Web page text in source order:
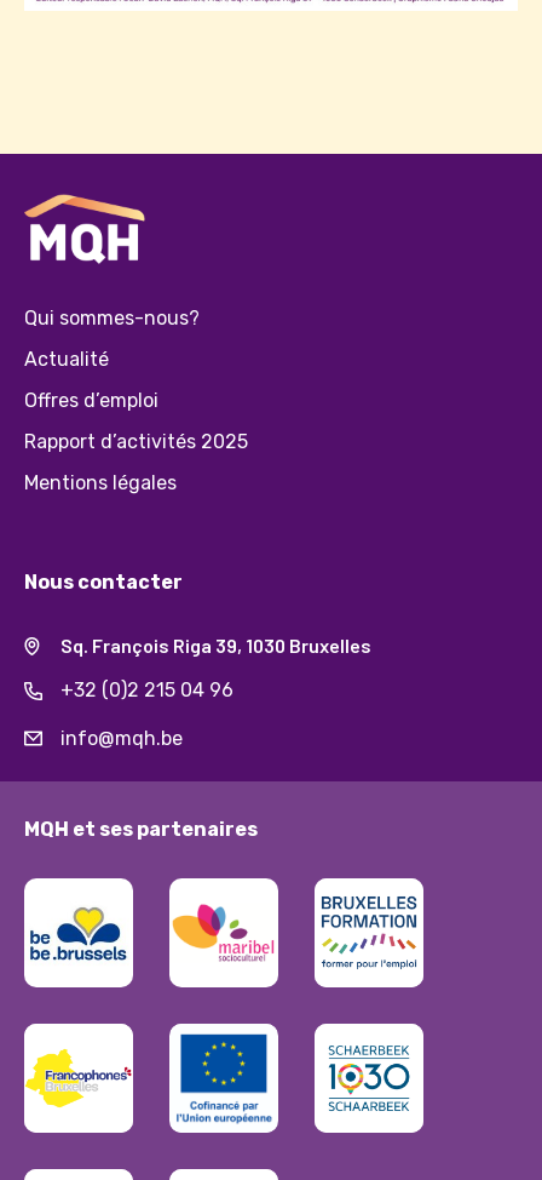
Qui sommes-nous?
Actualité
Offres d’emploi
Rapport d’activités 2025
Mentions légales
Nous contacter
Sq. François Riga 39, 1030 Bruxelles
+32 (0)2 215 04 96
info@mqh.be
MQH et ses partenaires